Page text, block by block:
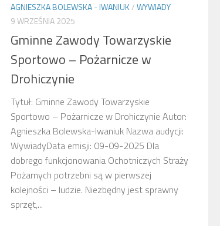
AGNIESZKA BOLEWSKA - IWANIUK/WYWIADY
9 WRZEŚNIA 2025
Gminne Zawody Towarzyskie
Sportowo – Pożarnicze w
Drohiczynie
Tytuł: Gminne Zawody Towarzyskie
Sportowo – Pożarnicze w Drohiczynie Autor:
Agnieszka Bolewska-Iwaniuk Nazwa audycji:
WywiadyData emisji: 09-09-2025 Dla
dobrego funkcjonowania Ochotniczych Straży
Pożarnych potrzebni są w pierwszej
kolejności – ludzie. Niezbędny jest sprawny
sprzęt,...